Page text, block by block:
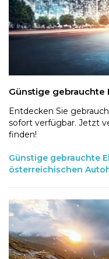
Günstige gebrauchte
Entdecken Sie
sofort verfügbar. Jetzt
finden!
Günstige gebrauchte
österreichischen